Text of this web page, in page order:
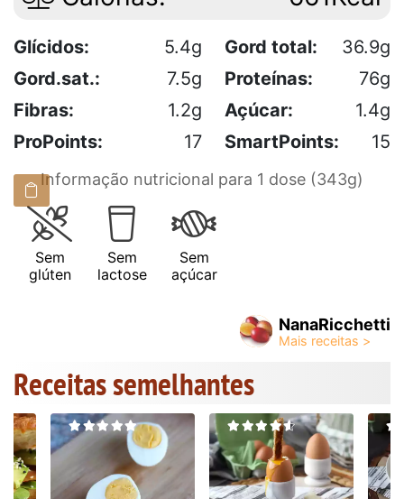
Glícidos: 5.4g Gord total:
36.9g
Gord.sat.:
7.5g Proteínas:
76g
Fibras:
1.2g Açúcar:
1.4g
ProPoints:
17 SmartPoints: 15
Informação nutricional para 1 dose (343g)
Sem
glúten
Sem
lactose
Sem
açúcar
NanaRicchetti
Receitas semelhantes